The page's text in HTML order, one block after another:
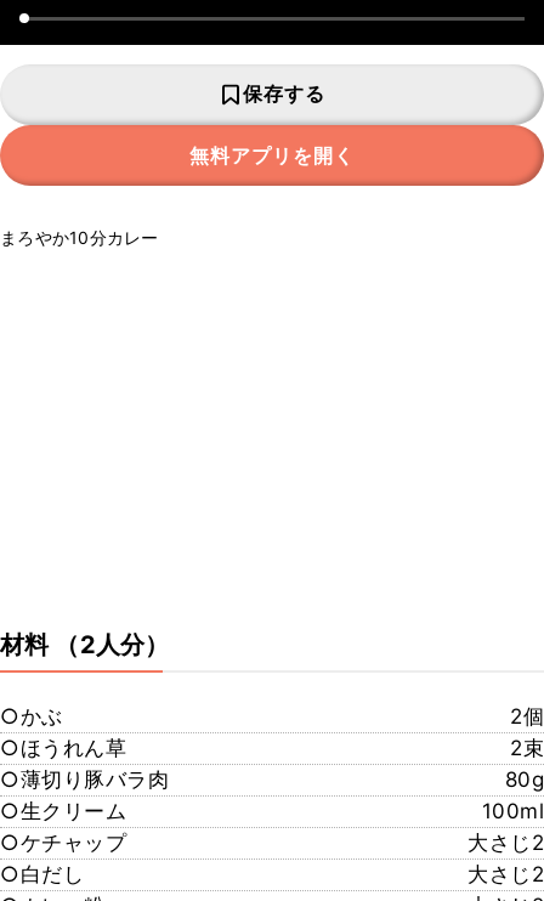
保存する
無料アプリを開く
まろやか10分カレー
材料 （2人分）
○かぶ
2個
○ほうれん草
2束
○薄切り豚バラ肉
80g
○生クリーム
100ml
○ケチャップ
大さじ2
○白だし
大さじ2